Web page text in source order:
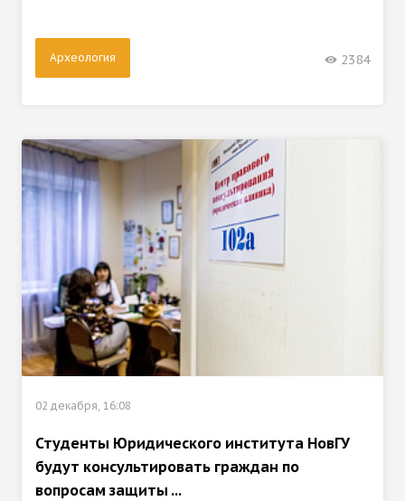
Археология 2384
02 декабря, 16:08
Студенты Юридического института НовГУ
будут консультировать граждан по
вопросам защиты ...